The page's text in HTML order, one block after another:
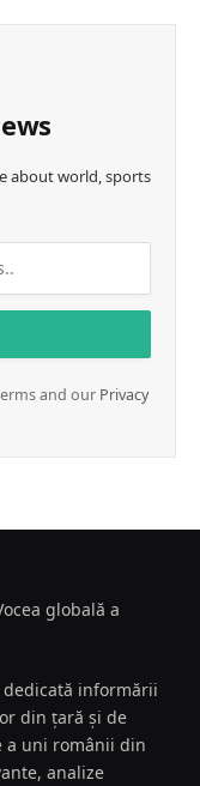
about world, sports
and our Privacy
globală a
informării
din țară și de
a uni românii din
analize